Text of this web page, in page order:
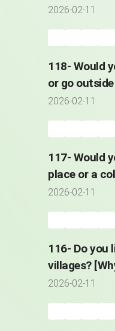
2026-02-11
118- Would
or go
great?
2026-02-11
117- Would
place or a
2026-02-11
116- Do you
villages?
2026-02-11